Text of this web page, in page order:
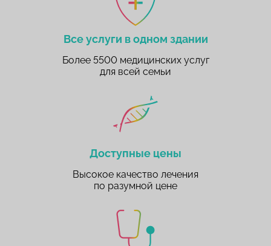
Все услуги в одном здании
Более 5500 медицинских услуг
для всей семьи
Доступные цены
Высокое качество лечения
по разумной цене